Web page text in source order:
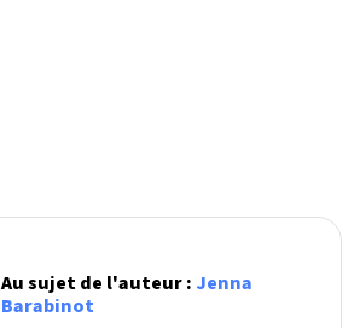
Au sujet de l'auteur : Jenna
Barabinot